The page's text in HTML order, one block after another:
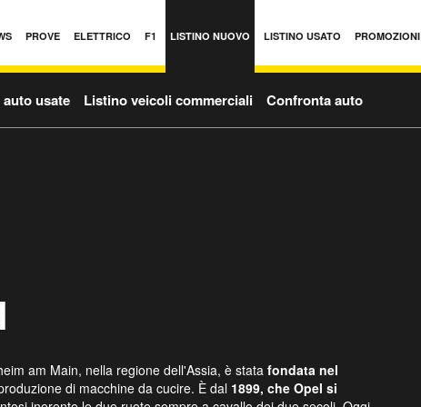
PROVE ELETTRICO F1 LISTINO NUOVO LISTINO USATO PROMOZIONI
usate Listino veicoli commerciali Confronta auto
am Main, nella regione dell'Assia, è stata fondata nel
di macchine da cucire. È dal 1899, che Opel si